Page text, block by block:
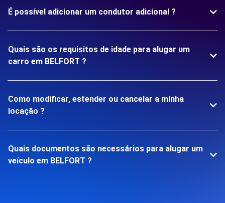
É possível adicionar um condutor adicional ?
Quais são os requisitos de idade para alugar um
carro em BELFORT ?
Como modificar, estender ou cancelar a minha
locação ?
Quais documentos são necessários para alugar um
veículo em BELFORT ?